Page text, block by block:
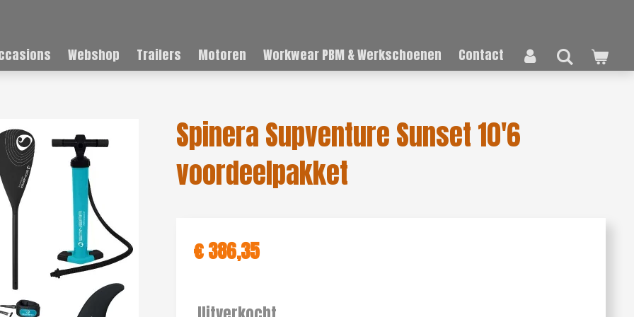
Webshop Trailers Motoren Workwear PBM & Werkschoenen Contact
Spinera Supventure Sunset 10'6
voordeelpakket
€ 386,35